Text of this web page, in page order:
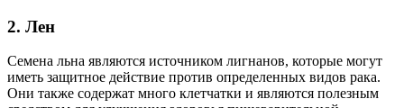
2. Лен
Семена льна являются источником лигнанов, которые могут
иметь защитное действие против определенных видов рака.
Они также содержат много клетчатки и являются полезным